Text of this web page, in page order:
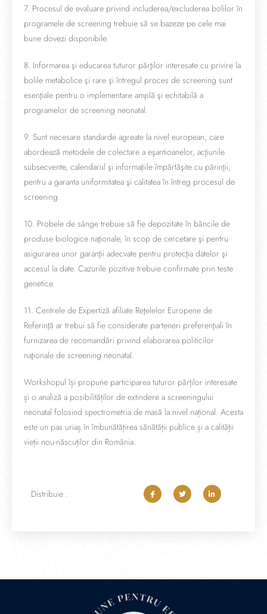
7. Procesul de evaluare privind includerea/excluderea bolilor în
programele de screening trebuie să se bazeze pe cele mai
bune dovezi disponibile.
8. Informarea şi educarea tuturor părţilor interesate cu privire la
bolile metabolice şi rare şi întregul proces de screening sunt
esenţiale pentru o implementare amplă şi echitabilă a
programelor de screening neonatal.
9. Sunt necesare standarde agreate la nivel european, care
abordează metodele de colectare a eşantioanelor, acţiunile
subsecvente, calendarul şi informaţiile împărtăşite cu părinţii,
pentru a garanta uniformitatea şi calitatea în întreg procesul de
screening.
10. Probele de sânge trebuie să fie depozitate în băncile de
produse biologice naţionale, în scop de cercetare şi pentru
asigurarea unor garanţii adecvate pentru protecţia datelor şi
accesul la date. Cazurile pozitive trebuie confirmate prin teste
genetice.
11. Centrele de Expertiză afiliate Reţelelor Europene de
Referinţă ar trebui să fie considerate parteneri preferenţiali în
furnizarea de recomandări privind elaborarea politicilor
naţionale de screening neonatal.
Workshopul își propune participarea tuturor părților interesate
și o analiză a posibilităților de extindere a screeningului
neonatal folosind spectrometria de masă la nivel național. Acesta
este un pas uriaș în îmbunătățirea sănătății publice și a calității
vieții nou-născuților din România.
Distribuie :